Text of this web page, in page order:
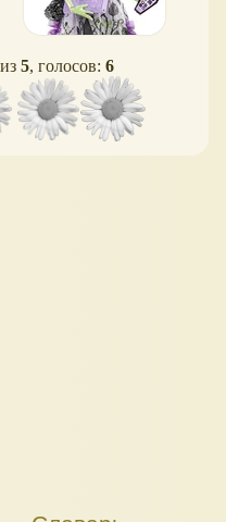
из 5, голосов: 6